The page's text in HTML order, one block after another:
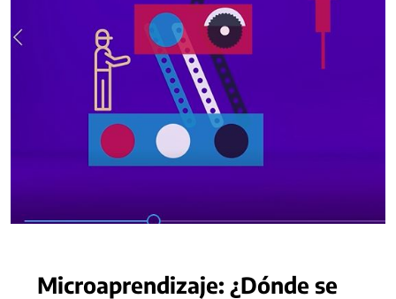
Microaprendizaje: ¿Dónde se